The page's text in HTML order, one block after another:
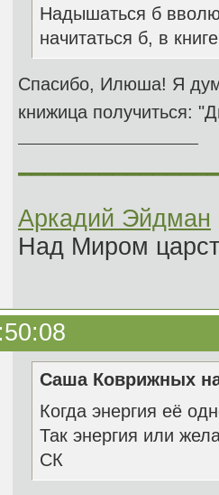
Надышаться б вволю
начитаться б, в
Спасибо, Илюша! Я
книжица получиться:
Аркадий Эйдман
Над Миром
Саша Коврижных
Когда энергия её
Так энергия или
СК